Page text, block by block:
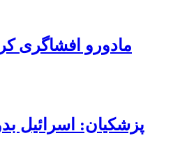
مادورو افشاگری
پزشکیان: اسرائیل